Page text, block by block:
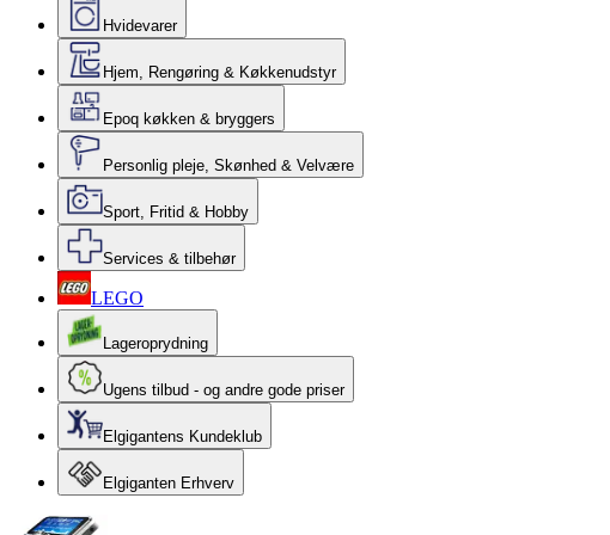
Hvidevarer
Hjem, Rengøring & Køkkenudstyr
Epoq køkken & bryggers
Personlig pleje, Skønhed & Velvære
Sport, Fritid & Hobby
Services & tilbehør
LEGO
Lageroprydning
Ugens tilbud - og andre gode priser
Elgigantens Kundeklub
Elgiganten Erhverv